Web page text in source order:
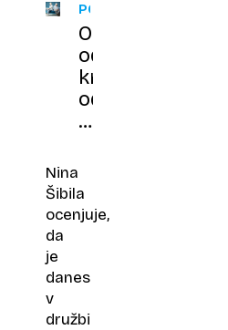
POGLOBLJENO
Otroci
odrasli,
krediti
odplačani.
Zakaj
vse
bolj
odločijo
sive
Nina
Šibila
ocenjuje,
da
je
danes
v
družbi